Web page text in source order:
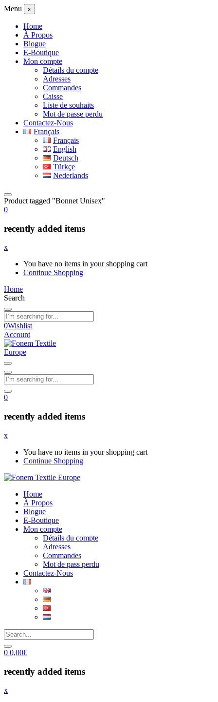
Menu x
Home
À Propos
Blogue
E-Boutique
Mon compte
Détails du compte
Adresses
Commandes
Caisse
Liste de souhaits
Mot de passe perdu
Contactez-Nous
Français
Français
English
Deutsch
Türkçe
Nederlands
Product tagged "Bonnet Unisex"
0
recently added items
x
You have no items in your shopping cart
Continue Shopping
Home
Search
0Wishlist
Account
0
recently added items
x
You have no items in your shopping cart
Continue Shopping
Home
À Propos
Blogue
E-Boutique
Mon compte
Détails du compte
Adresses
Commandes
Mot de pass perdu
Contactez-Nous
0 0,00€
recently added items
x